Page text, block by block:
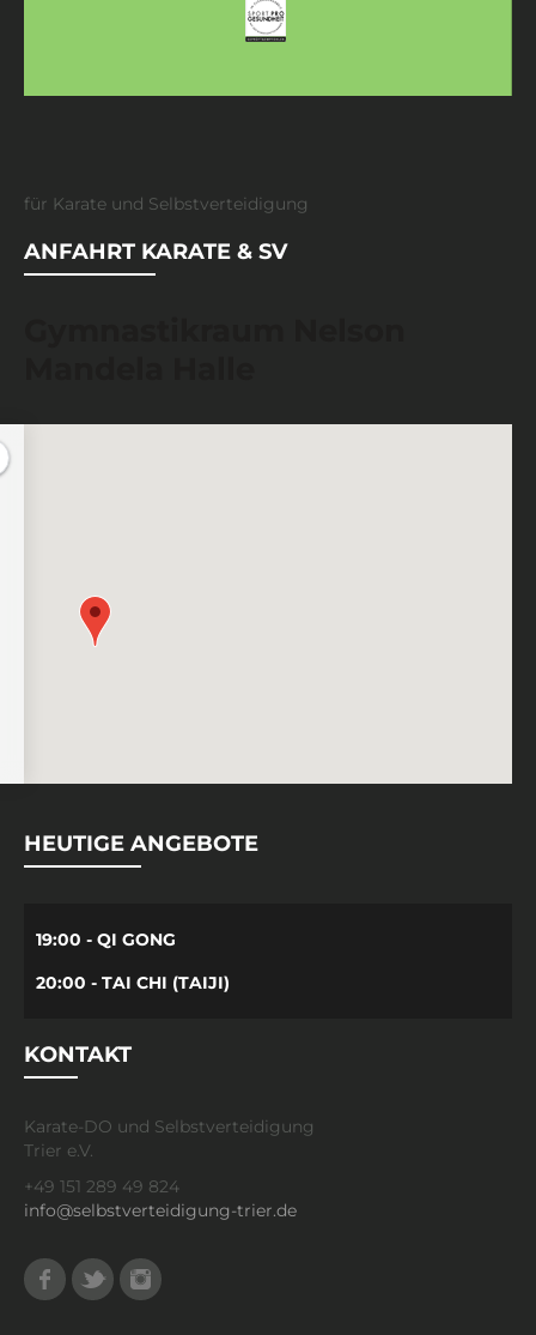
für Karate und Selbstverteidigung
ANFAHRT KARATE & SV
HEUTIGE ANGEBOTE
19:00 - QI GONG
20:00 - TAI CHI (TAIJI)
KONTAKT
Karate-DO und Selbstverteidigung
Trier e.V.
+49 151 289 49 824
info@selbstverteidigung-trier.de
Facebook
Twitter